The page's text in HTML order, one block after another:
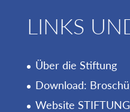
LINKS
Über die Stiftung
Download:
Website STIFTUNG